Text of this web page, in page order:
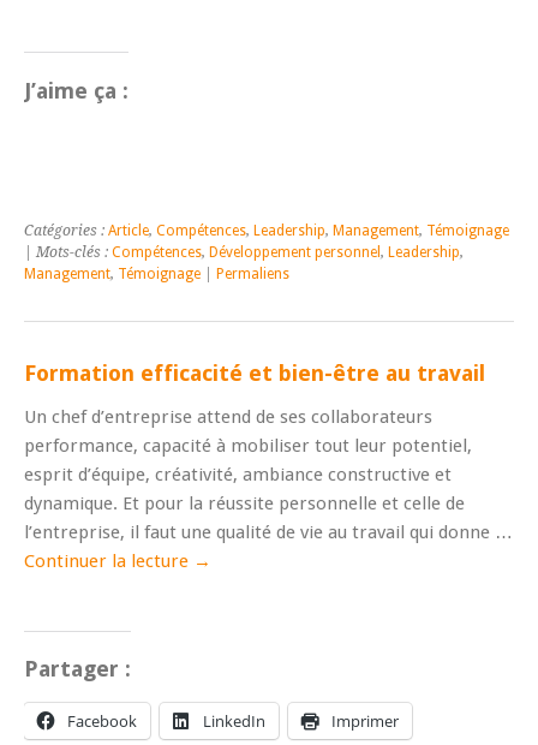
J’aime ça :
Catégories : Article, Compétences, Leadership, Management, Témoignage
| Mots-clés : Compétences, Développement personnel , Leadership,
Management, Témoignage Permaliens
Formation efficacité et bien-être au travail
Un chef d’entreprise attend de ses collaborateurs
performance, capacité à mobiliser tout leur potentiel,
esprit d’équipe, créativité, ambiance constructive et
dynamique. Et pour la réussite personnelle et celle de
l’entreprise, il faut une qualité de vie au travail qui donne …
Continuer la lecture →
Partager :
Facebook LinkedIn Imprimer